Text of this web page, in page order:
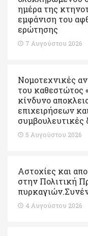
ημέρα της
εμφάνιση του
ερώτησης
7 Αυγούστου 2026
Νομοτεχνικές
του καθεστώτος
κίνδυνο
επιχειρήσεων
5 Αυγούστου 2026
Αστοχίες και
στην Πολιτική
4 Αυγούστου 2026